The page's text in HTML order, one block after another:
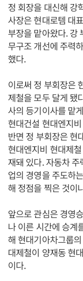
정 회장을 대신해 강
사장은 현대로템 대
부장을 맡아왔다. 강
무구조 개선에 주력
했다.
이로써 정 부회장은
제철을 모두 달게 됐
사의 등기이사를 맡
현대건설 현대엔지
반면 정 부회장은 현
현대엔지비 현대제
재돼 있다. 자동차
업의 경영을 주도하
해 정점을 찍은 것이
앞으로 관심은 경영
나 이른 시간에 승계
해 현대기아차그룹
대제철이 양재동 현
이다.